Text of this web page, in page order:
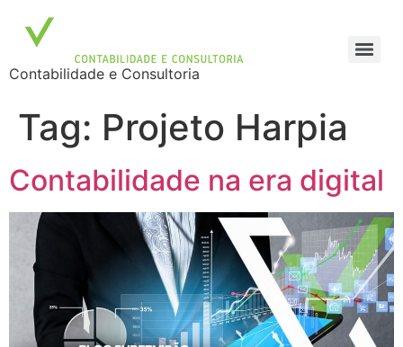
Contabilidade e Consultoria
Tag: Projeto Harpia
Contabilidade na era digital